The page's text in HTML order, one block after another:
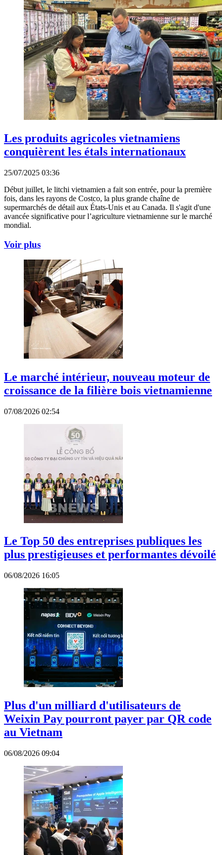
Les produits agricoles vietnamiens
conquièrent les étals internationaux
25/07/2025 03:36
Début juillet, le litchi vietnamien a fait son entrée, pour la première
fois, dans les rayons de Costco, la plus grande chaîne de
supermarchés de détail aux États-Unis et au Canada. Il s'agit d'une
avancée significative pour l’agriculture vietnamienne sur le marché
mondial.
Voir plus
Le marché intérieur, nouveau moteur de
croissance de la filière bois vietnamienne
07/08/2026 02:54
Le Top 50 des entreprises publiques les
plus prestigieuses et performantes dévoilé
06/08/2026 16:05
Plus d'un milliard d'utilisateurs de
Weixin Pay pourront payer par QR code
au Vietnam
06/08/2026 09:04